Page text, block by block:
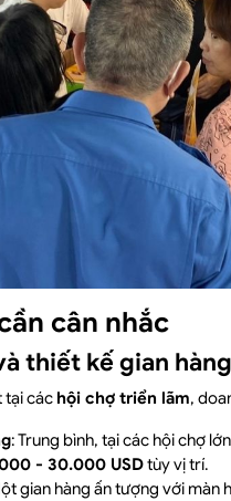
cân nhắc
thiết kế gian hàng
tại các hội chợ triển lãm,
: Trung bình, tại các hội chợ
- 30.000 USDtùy vị trí.
gian hàng ấn tượng với màn